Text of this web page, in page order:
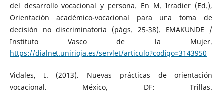
del desarrollo vocacional y persona. En M. Irradier (Ed.),
Orientación académico-vocacional para una toma de
decisión no discriminatoria (págs. 25-38). EMAKUNDE /
Instituto Vasco de la Mujer.
https://dialnet.unirioja.es/servlet/articulo?codigo=3143950
Vidales, I. (2013). Nuevas prácticas de orientación
vocacional. México, DF: Trillas.